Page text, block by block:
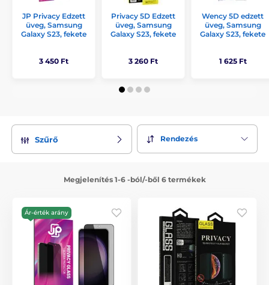
JP Privacy Edzett
üveg, Samsung
Galaxy S23, fekete
3 450 Ft
Privacy 5D Edzett
üveg, Samsung
Galaxy S23, fekete
3 260 Ft
Wency 5D edzett
üveg, Samsung
Galaxy S23, fekete
1 625 Ft
Szűrő Rendezés
Megjelenítés 1-6 -ból/-ből 6 termékek
Ár-érték arány